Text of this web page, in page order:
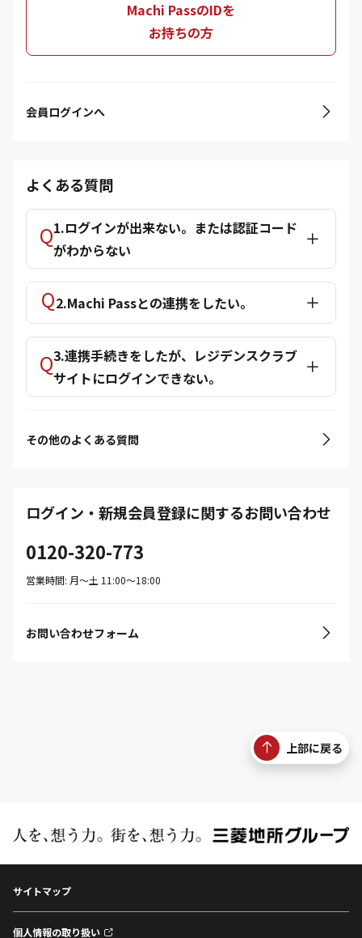
Machi PassのIDを
お持ちの方
会員ログインへ
よくある質問
1.ログインが出来ない。または認証コード
がわからない
2.Machi Passとの連携をしたい。
3.連携手続きをしたが、レジデンスクラブ
サイトにログインできない。
その他のよくある質問
ログイン・新規会員登録に関するお問い合わせ
0120-320-773
営業時間: 月〜土 11:00〜18:00
お問い合わせフォーム
上部に戻る
サイトマップ
個人情報の取り扱い